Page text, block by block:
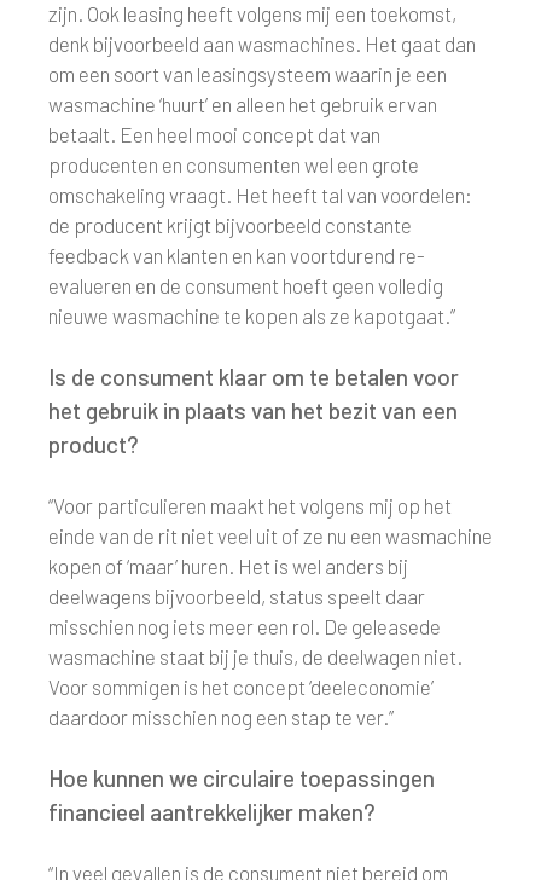
zijn. Ook leasing heeft volgens mij een toekomst,
denk bijvoorbeeld aan wasmachines. Het gaat dan
om een soort van leasingsysteem waarin je een
wasmachine ‘huurt’ en alleen het gebruik ervan
betaalt. Een heel mooi concept dat van
producenten en consumenten wel een grote
omschakeling vraagt. Het heeft tal van voordelen:
de producent krijgt bijvoorbeeld constante
feedback van klanten en kan voortdurend re-
evalueren en de consument hoeft geen volledig
nieuwe wasmachine te kopen als ze kapotgaat.”
Is de consument klaar om te betalen voor
het gebruik in plaats van het bezit van een
product?
“Voor particulieren maakt het volgens mij op het
einde van de rit niet veel uit of ze nu een wasmachine
kopen of ‘maar’ huren. Het is wel anders bij
deelwagens bijvoorbeeld, status speelt daar
misschien nog iets meer een rol. De geleasede
wasmachine staat bij je thuis, de deelwagen niet.
Voor sommigen is het concept ‘deeleconomie’
daardoor misschien nog een stap te ver.”
Hoe kunnen we circulaire toepassingen
financieel aantrekkelijker maken?
“In veel gevallen is de consument niet bereid om